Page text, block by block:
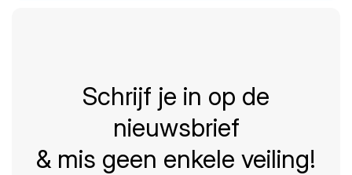
Schrijf je in op de
nieuwsbrief
& mis geen enkele veiling!